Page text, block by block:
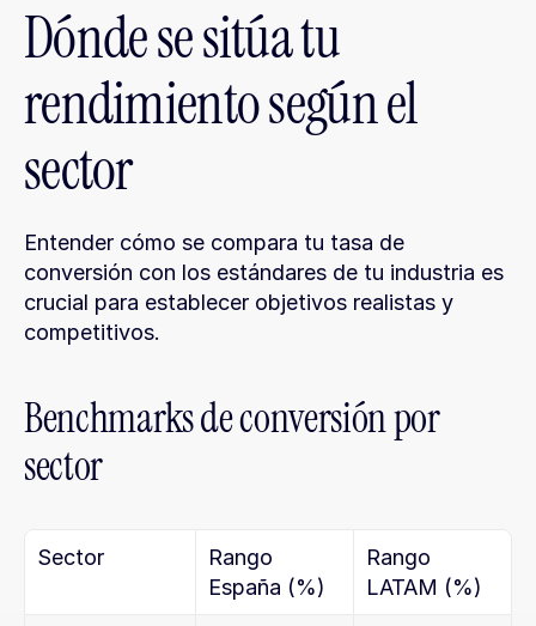
Dónde se sitúa tu
rendimiento según el
sector
Entender cómo se compara tu tasa de
conversión con los estándares de tu industria es
crucial para establecer objetivos realistas y
competitivos.
Benchmarks de conversión por
sector
Sector
Rango
España (%)
Rango
LATAM (%)